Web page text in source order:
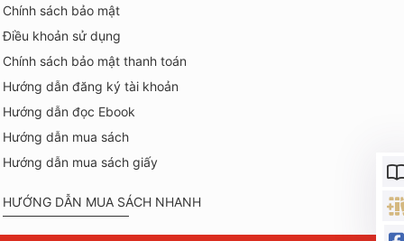
Chính sách bảo mật
Điều khoản sử dụng
Chính sách bảo mật thanh toán
Hướng dẫn đăng ký tài khoản
Hướng dẫn đọc Ebook
Hướng dẫn mua sách
Hướng dẫn mua sách giấy
HƯỚNG DẪN MUA SÁCH NHANH